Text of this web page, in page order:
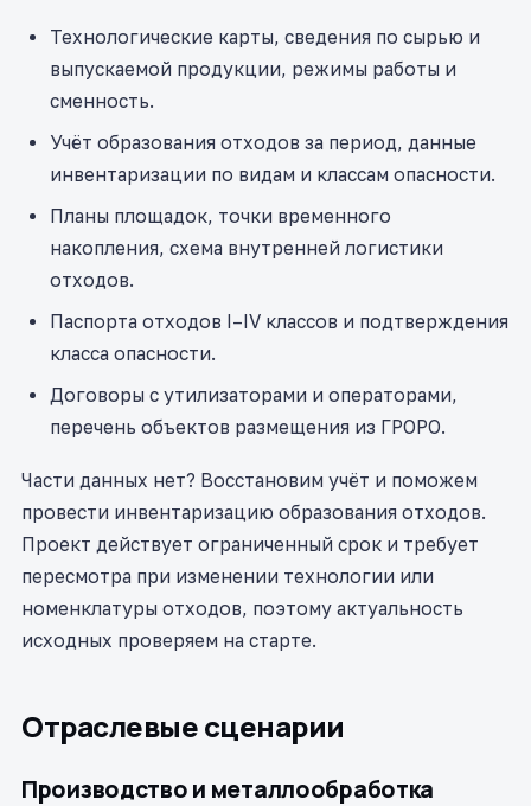
Технологические карты, сведения по сырью и
выпускаемой продукции, режимы работы и
сменность.
Учёт образования отходов за период, данные
инвентаризации по видам и классам опасности.
Планы площадок, точки временного
накопления, схема внутренней логистики
отходов.
Паспорта отходов I–IV классов и подтверждения
класса опасности.
Договоры с утилизаторами и операторами,
перечень объектов размещения из ГРОРО.
Части данных нет? Восстановим учёт и поможем
провести инвентаризацию образования отходов.
Проект действует ограниченный срок и требует
пересмотра при изменении технологии или
номенклатуры отходов, поэтому актуальность
исходных проверяем на старте.
Отраслевые сценарии
Производство и металлообработка